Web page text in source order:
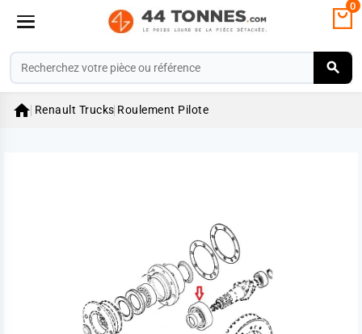
0
 Renault Trucks Roulement Pilote